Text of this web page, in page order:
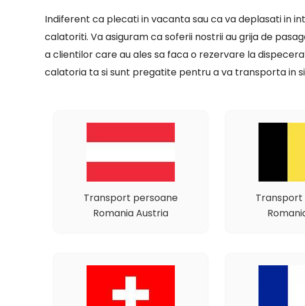
Indiferent ca plecati in vacanta sau ca va deplasati in
calatoriti. Va asiguram ca soferii nostrii au grija de
a clientilor care au ales sa faca o rezervare la
calatoria ta si sunt pregatite pentru a va transporta in
Transport persoane
Romania Austria